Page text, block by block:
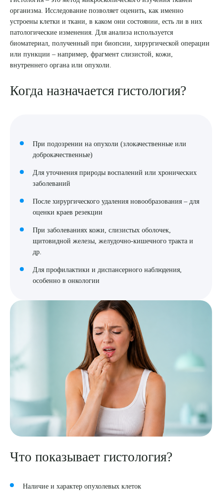
ЗАКАЗАТЬ ЗВОНОК
организма. Исследование позволяет оценить, как именно
устроены клетки и ткани, в каком они состоянии, есть ли в них
патологические изменения. Для анализа используется
биоматериал, полученный при биопсии, хирургической операции
или пункции – например, фрагмент слизистой, кожи,
внутреннего органа или опухоли.
Когда назначается гистология?
При подозрении на опухоли (злокачественные или
доброкачественные)
Для уточнения природы воспалений или хронических
заболеваний
После хирургического удаления новообразования – для
оценки краев резекции
При заболеваниях кожи, слизистых оболочек,
щитовидной железы, желудочно-кишечного тракта и
др.
Для профилактики и диспансерного наблюдения,
особенно в онкологии
Что показывает гистология?
Наличие и характер опухолевых клеток